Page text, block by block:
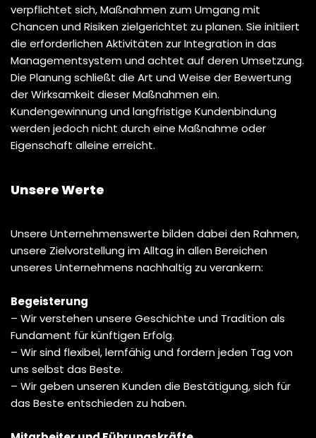
verpflichtet sich, Maßnahmen zum Umgang mit
Chancen und Risiken zielgerichtet zu planen. Sie initiiert
die erforderlichen Aktivitäten zur Integration in das
Managementsystem und achtet auf deren Umsetzung.
Die Planung schließt die Art und Weise der Bewertung
der Wirksamkeit dieser Maßnahmen ein.
Kundengewinnung und langfristige Kundenbindung
werden jedoch nicht durch eine Maßnahme oder
Eigenschaft alleine erreicht.
Unsere Werte
Unsere Unternehmenswerte bilden dabei den Rahmen,
unsere Zielvorstellung im Alltag in allen Bereichen
unseres Unternehmens nachhaltig zu verankern:
Begeisterung
– Wir verstehen unsere Geschichte und Tradition als
Fundament für künftigen Erfolg.
– Wir sind flexibel, lernfähig und fordern jeden Tag von
uns selbst das Beste.
– Wir geben unseren Kunden die Bestätigung, sich für
das Beste entschieden zu haben.